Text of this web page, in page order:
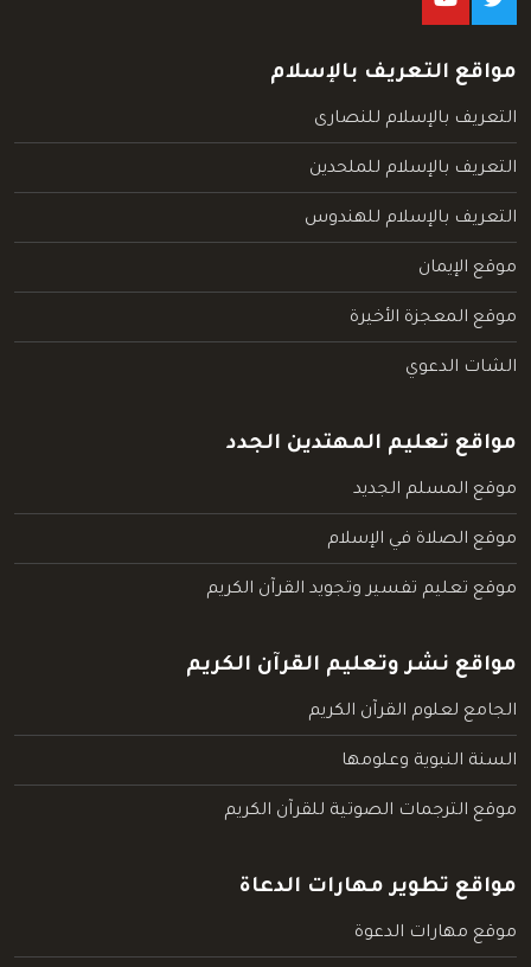
مواقع التعريف بالإسلام
التعريف بالإسلام للنصارى
التعريف بالإسلام للملحدين
التعريف بالإسلام للهندوس
موقع الإيمان
موقع المعجزة الأخيرة
الشات الدعوي
مواقع تعليم المهتدين الجدد
موقع المسلم الجديد
موقع الصلاة في الإسلام
موقع تعليم تفسير وتجويد القرآن الكريم
مواقع نشر وتعليم القرآن الكريم
الجامع لعلوم القرآن الكريم
السنة النبوية وعلومها
موقع الترجمات الصوتية للقرآن الكريم
مواقع تطوير مهارات الدعاة
موقع مهارات الدعوة